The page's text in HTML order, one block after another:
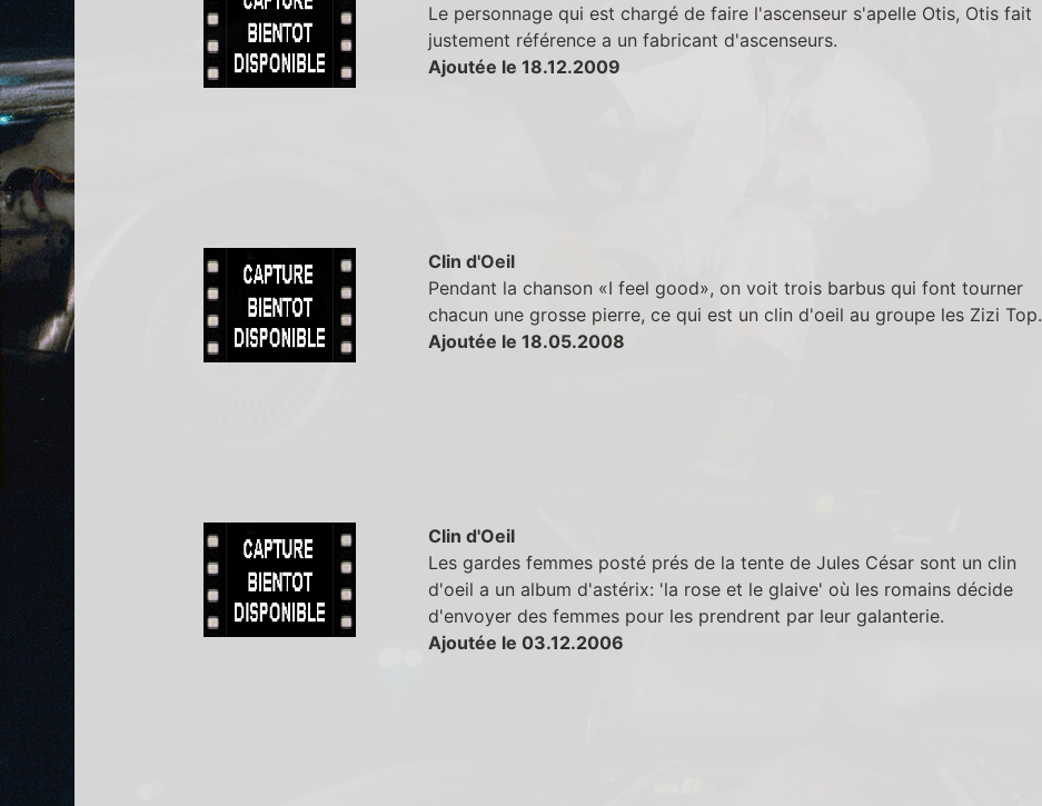
Le personnage qui est chargé de faire l'ascenseur s'apelle Otis, Otis fait
justement référence a un fabricant d'ascenseurs.
Ajoutée le 18.12.2009
Clin d'Oeil
Pendant la chanson «I feel good», on voit trois barbus qui font tourner
chacun une grosse pierre, ce qui est un clin d'oeil au groupe les Zizi Top.
Ajoutée le 18.05.2008
Clin d'Oeil
Les gardes femmes posté prés de la tente de Jules César sont un clin
d'oeil a un album d'astérix: 'la rose et le glaive' où les romains décide
d'envoyer des femmes pour les prendrent par leur galanterie.
Ajoutée le 03.12.2006